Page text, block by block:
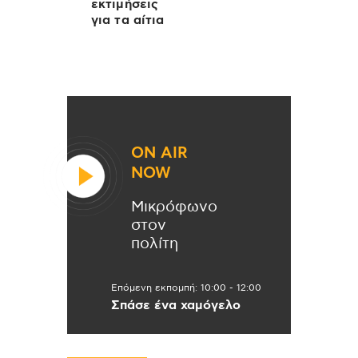
εκτιμήσεις
για τα αίτια
ON AIR
NOW
Μικρόφωνο
στον
πολίτη
Επόμενη εκπομπή: 10:00 - 12:00
Σπάσε ένα χαμόγελο